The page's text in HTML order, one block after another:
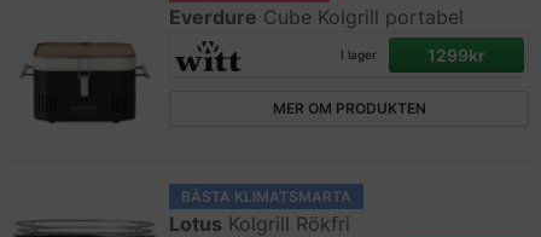
Everdure Cube Kolgrill portabel
I lager 1299kr
MER OM PRODUKTEN
BÄSTA KLIMATSMARTA
Lotus Kolgrill Rökfri